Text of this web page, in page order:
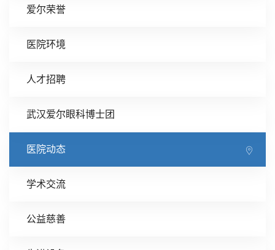
爱尔荣誉
医院环境
人才招聘
武汉爱尔眼科博士团
医院动态
学术交流
公益慈善